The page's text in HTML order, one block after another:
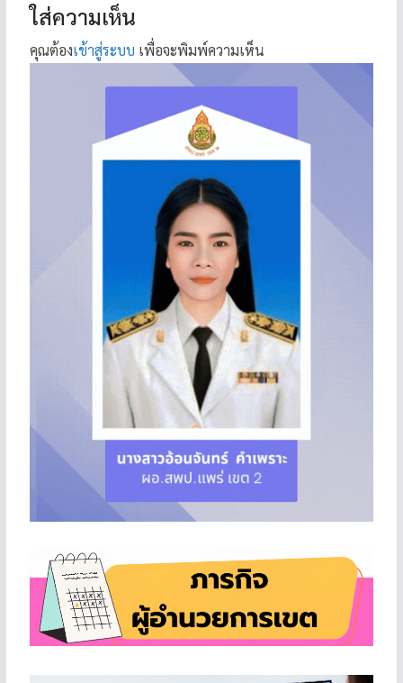
ใส่ความเห็น
คุณต้องเข้าสู่ระบบ เพื่อจะพิมพ์ความเห็น